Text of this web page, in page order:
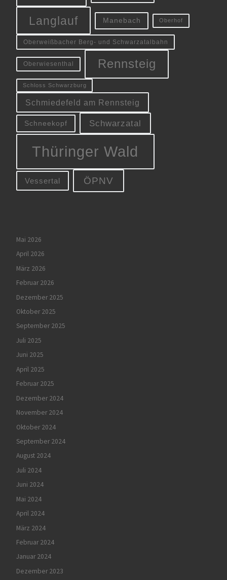
Langlauf Manebach Oberhof
Oberweißbacher Berg- und Schwarzatalbahn
Oberwiesenthal Rennsteig
Schloss Schwarzburg
Schmiedefeld am Rennsteig
Schneekopf Schwarzatal
Thüringer Wald
Vessertal ÖPNV
Mai 2026
April 2026
März 2026
Februar 2026
Dezember 2025
Oktober 2025
September 2025
Juli 2025
Juni 2025
April 2025
Februar 2025
Dezember 2024
November 2024
Oktober 2024
September 2024
August 2024
Juli 2024
Juni 2024
Mai 2024
April 2024
März 2024
Februar 2024
Januar 2024
Dezember 2023